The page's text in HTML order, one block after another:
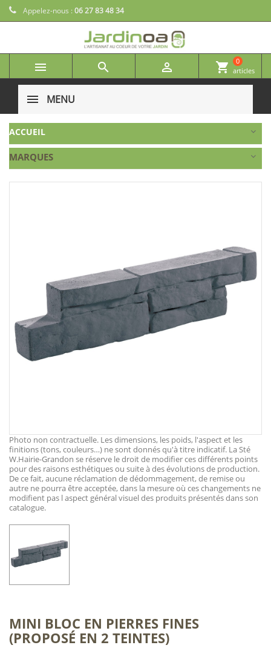
Appelez-nous :06 27 83 48 34
   shopping_cart
0
articles
MENU
ACCUEIL
MARQUES
Photo non contractuelle. Les dimensions, les poids, l'aspect et les
finitions (tons, couleurs…) ne sont donnés qu'à titre indicatif. La Sté
W.Hairie-Grandon se réserve le droit de modifier ces différents points
pour des raisons esthétiques ou suite à des évolutions de production.
De ce fait, aucune réclamation de dédommagement, de remise ou
autre ne pourra être acceptée, dans la mesure où ces changements ne
modifient pas l aspect général visuel des produits présentés dans son
catalogue.
MINI BLOC EN PIERRES FINES
(PROPOSÉ EN 2 TEINTES)